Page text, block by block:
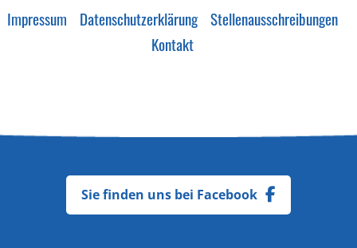
Impressum Datenschutzerklärung Stellenausschreibungen
Kontakt
Sie finden uns bei Facebook